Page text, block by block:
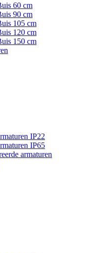
60 cm
90 cm
105 cm
120 cm
150 cm
IP22
IP65
armaturen